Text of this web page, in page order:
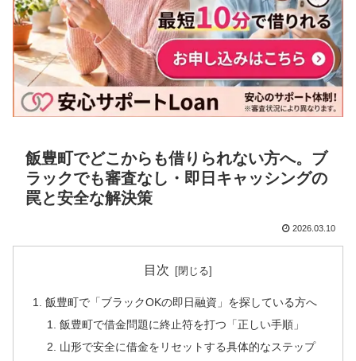
飯豊町でどこからも借りられない方へ。ブ
ラックでも審査なし・即日キャッシングの
罠と安全な解決策
2026.03.10
目次
飯豊町で「ブラックOKの即日融資」を探している方へ
飯豊町で借金問題に終止符を打つ「正しい手順」
山形で安全に借金をリセットする具体的なステップ